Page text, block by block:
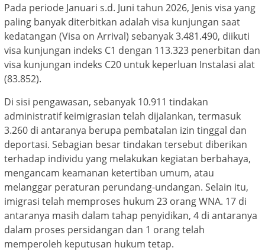
Pada periode Januari s.d. Juni tahun 2026, Jenis visa yang
paling banyak diterbitkan adalah visa kunjungan saat
kedatangan (Visa on Arrival) sebanyak 3.481.490, diikuti
visa kunjungan indeks C1 dengan 113.323 penerbitan dan
visa kunjungan indeks C20 untuk keperluan Instalasi alat
(83.852).
Di sisi pengawasan, sebanyak 10.911 tindakan
administratif keimigrasian telah dijalankan, termasuk
3.260 di antaranya berupa pembatalan izin tinggal dan
deportasi. Sebagian besar tindakan tersebut diberikan
terhadap individu yang melakukan kegiatan berbahaya,
mengancam keamanan ketertiban umum, atau
melanggar peraturan perundang-undangan. Selain itu,
imigrasi telah memproses hukum 23 orang WNA. 17 di
antaranya masih dalam tahap penyidikan, 4 di antaranya
dalam proses persidangan dan 1 orang telah
memperoleh keputusan hukum tetap.